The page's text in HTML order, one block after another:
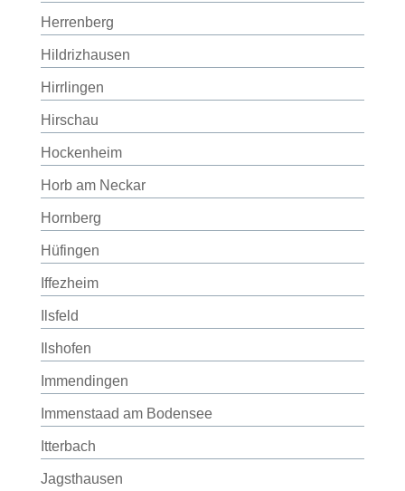
Herrenberg
Hildrizhausen
Hirrlingen
Hirschau
Hockenheim
Horb am Neckar
Hornberg
Hüfingen
Iffezheim
Ilsfeld
Ilshofen
Immendingen
Immenstaad am Bodensee
Itterbach
Jagsthausen